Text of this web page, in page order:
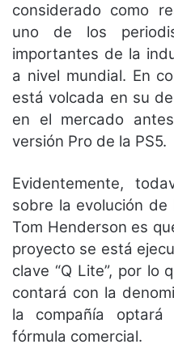
considerado como
uno de los
importantes de la
a nivel mundial. En
está volcada en su
en el mercado
versión Pro de la PS5.
Evidentemente,
sobre la evolución de
Tom Henderson es
proyecto se está
clave “Q Lite”, por lo
contará con la
la compañía
fórmula comercial.